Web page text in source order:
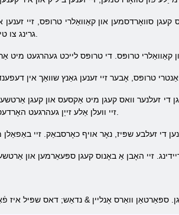
טרופּס, אָבער זיי זענען גאַנץ שוואַך אין